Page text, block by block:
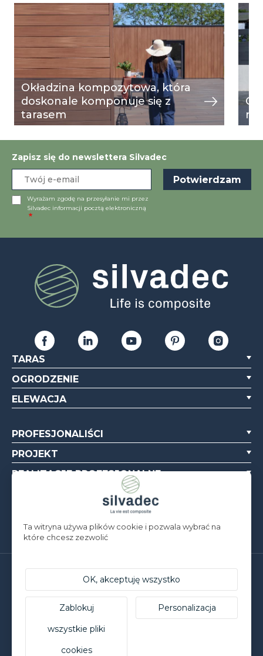
Okładzina kompozytowa, która
doskonale komponuje się z
tarasem
Image
przeglądaj
Zapisz się do newslettera Silvadec
Wyrażam zgodę na przesyłanie mi przez
Silvadec informacji pocztą elektroniczną
TARAS
OGRODZENIE
ELEWACJA
PROFESJONALIŚCI
PROJEKT
REALIZACJE PROFESJONALNE
Silvadec Deutschland
Ludwig-Erhard-Straße 3
D-84069 Schierling | T. +49 9451 9443 500
Silvadec France
Parc d’Activités de l’Estuaire
© Silvadec - Wszelkie prawa zastrzeżone - Zdjęcia nieobjęte
Ta witryna używa plików cookie i pozwala wybrać na
które chcesz zezwolić
OK, akceptuję wszystko
Zablokuj
wszystkie pliki
cookies
Personalizacja